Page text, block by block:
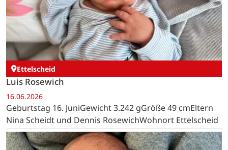
Ettelscheid
Luis Rosewich
16.06.2026
Geburtstag 16. JuniGewicht 3.242 gGröße 49 cmEltern
Nina Scheidt und Dennis RosewichWohnort Ettelscheid